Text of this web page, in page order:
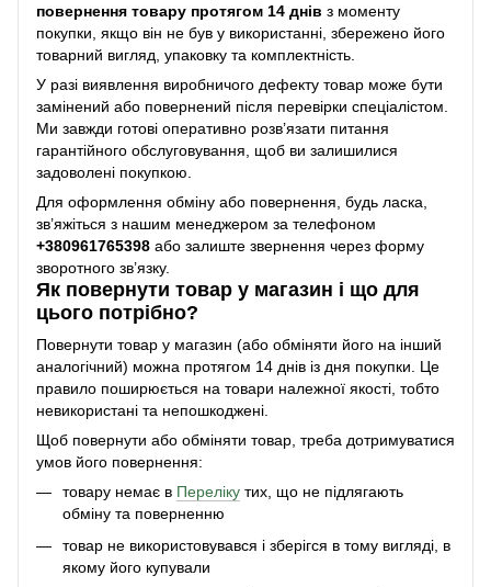
повернення товару протягом 14 днів з моменту
покупки, якщо він не був у використанні, збережено його
товарний вигляд, упаковку та комплектність.
У разі виявлення виробничого дефекту товар може бути
замінений або повернений після перевірки спеціалістом.
Ми завжди готові оперативно розв’язати питання
гарантійного обслуговування, щоб ви залишилися
задоволені покупкою.
Для оформлення обміну або повернення, будь ласка,
зв’яжіться з нашим менеджером за телефоном
+380961765398 або залиште звернення через форму
зворотного зв’язку.
Як повернути товар у магазин і що для
цього потрібно?
Повернути товар у магазин (або обміняти його на інший
аналогічний) можна протягом 14 днів із дня покупки. Це
правило поширюється на товари належної якості, тобто
невикористані та непошкоджені.
Щоб повернути або обміняти товар, треба дотримуватися
умов його повернення:
товару немає в Переліку тих, що не підлягають
обміну та поверненню
товар не використовувався і зберігся в тому вигляді, в
якому його купували